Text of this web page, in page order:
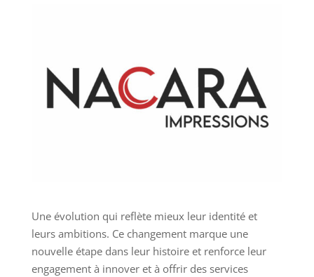
Une évolution qui reflète mieux leur identité et
leurs ambitions. Ce changement marque une
nouvelle étape dans leur histoire et renforce leur
engagement à innover et à offrir des services